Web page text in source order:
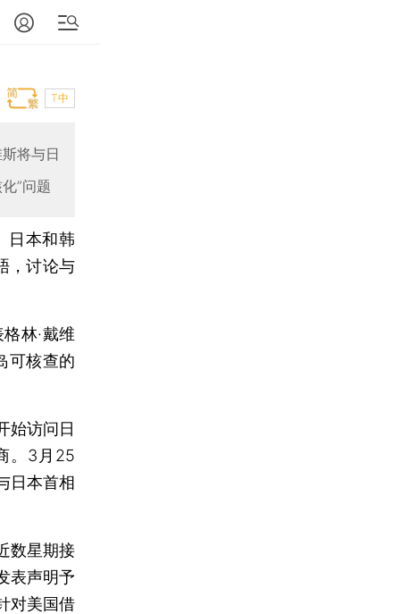
T中
将与日
”问题
日本和韩
，讨论与
林·戴维
可核查的
访问日
。3月25
日本首相
数星期接
表声明予
对美国借